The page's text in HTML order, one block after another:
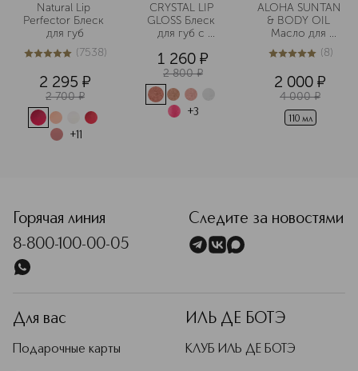
Natural Lip
Perfector Блеск
для губ
5из 57538 (7538)
2 295 ¤
2 700 ¤
+11
CRYSTAL LIP
GLOSS Блеск
для губ с
сияния
1 260 ¤
2 800 ¤
+3
ALOHA SUNTAN
& BODY OIL
Масло для
загара с
ароматом
5из 58 (8)
2 000 ¤
4 000 ¤
110 мл
Горячая линия
8-800-100-00-05
Следите за новостями
Для вас
Подарочные карты
ИЛЬ ДЕ БОТЭ
КЛУБ ИЛЬ ДЕ БОТЭ